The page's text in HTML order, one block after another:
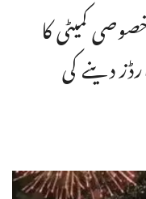
کمیٹی کا
دینے کی